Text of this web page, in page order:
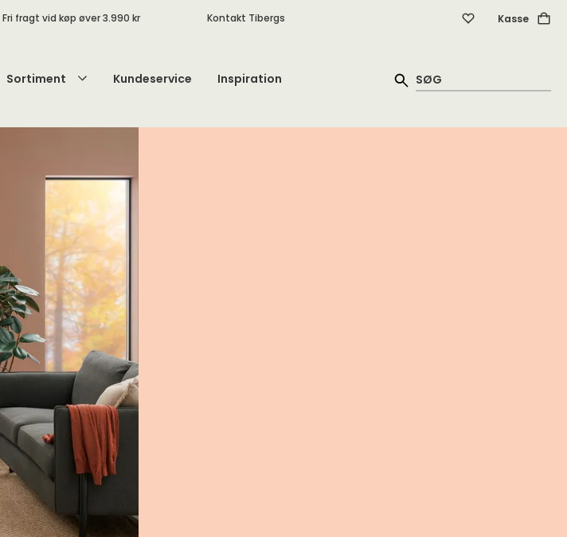
Fri fragt vid køp øver 3.990 kr Kontakt Tibergs Kasse
Sortiment Kundeservice Inspiration